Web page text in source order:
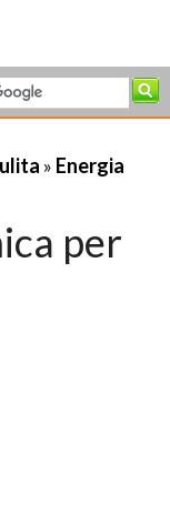
» Energia
per